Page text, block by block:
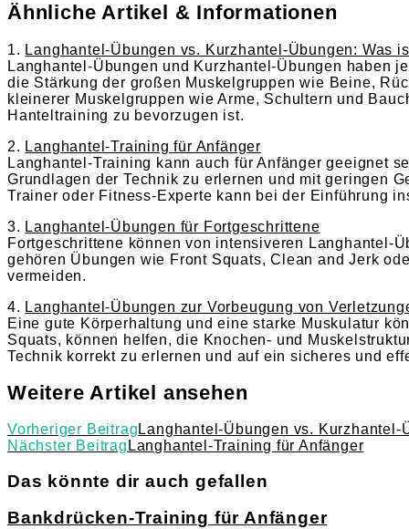
Ähnliche Artikel & Informationen
1. Langhantel-Übungen vs. Kurzhantel-Übungen: Was
Langhantel-Übungen und Kurzhantel-Übungen haben
die Stärkung der großen Muskelgruppen wie Beine,
kleinerer Muskelgruppen wie Arme, Schultern und
Hanteltraining zu bevorzugen ist.
2. Langhantel-Training für Anfänger
Langhantel-Training kann auch für Anfänger geeignet
Grundlagen der Technik zu erlernen und mit geringen
Trainer oder Fitness-Experte kann bei der Einführung
3. Langhantel-Übungen für Fortgeschrittene
Fortgeschrittene können von intensiveren Langhantel-
gehören Übungen wie Front Squats, Clean and Jerk
vermeiden.
4. Langhantel-Übungen zur Vorbeugung von
Eine gute Körperhaltung und eine starke Muskulatur
Squats, können helfen, die Knochen- und
Technik korrekt zu erlernen und auf ein sicheres und
Weitere Artikel ansehen
Vorheriger Beitrag Langhantel-Übungen vs. Kurzhantel-
Nächster Beitrag Langhantel-Training für Anfänger
Das könnte dir auch gefallen
Bankdrücken-Training für Anfänger